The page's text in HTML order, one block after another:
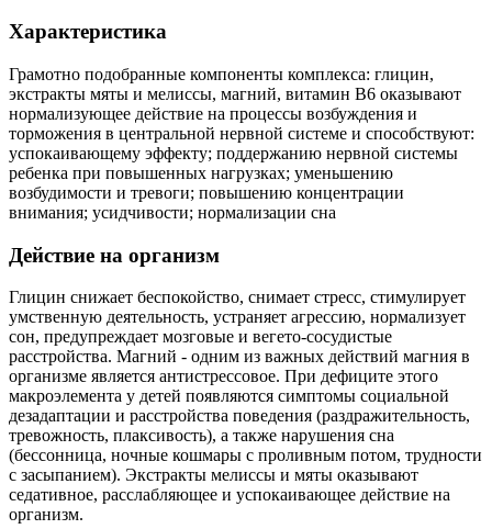
Характеристика
Грамотно подобранные компоненты комплекса: глицин,
экстракты мяты и мелиссы, магний, витамин B6 оказывают
нормализующее действие на процессы возбуждения и
торможения в центральной нервной системе и способствуют:
успокаивающему эффекту; поддержанию нервной системы
ребенка при повышенных нагрузках; уменьшению
возбудимости и тревоги; повышению концентрации
внимания; усидчивости; нормализации сна
Действие на организм
Глицин снижает беспокойство, снимает стресс, стимулирует
умственную деятельность, устраняет агрессию, нормализует
сон, предупреждает мозговые и вегето-сосудистые
расстройства. Магний - одним из важных действий магния в
организме является антистрессовое. При дефиците этого
макроэлемента у детей появляются симптомы социальной
дезадаптации и расстройства поведения (раздражительность,
тревожность, плаксивость), а также нарушения сна
(бессонница, ночные кошмары с проливным потом, трудности
с засыпанием). Экстракты мелиссы и мяты оказывают
седативное, расслабляющее и успокаивающее действие на
организм.